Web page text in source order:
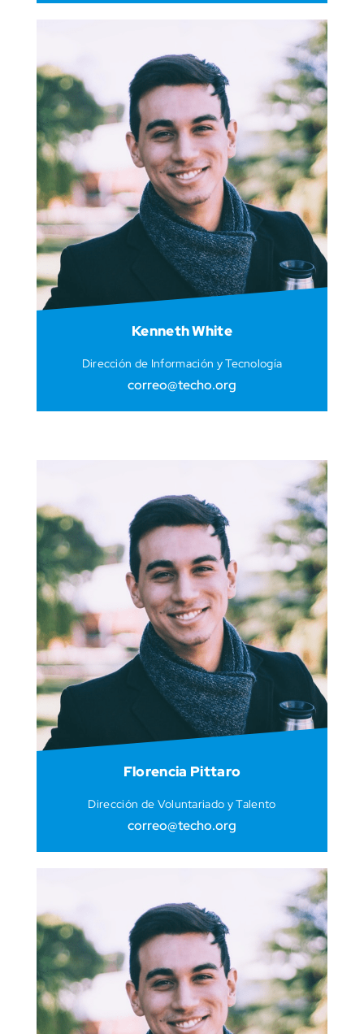
Kenneth White
Dirección de Información y Tecnología
correo@techo.org
Florencia Pittaro
Dirección de Voluntariado y Talento
correo@techo.org